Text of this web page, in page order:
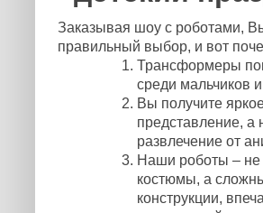
Заказывая шоу с роботами,
правильный выбор, и вот
Трансформеры
среди мальчиков
Вы получите
представление, а
развлечение от
Наши роботы – не
костюмы, а
конструкции,